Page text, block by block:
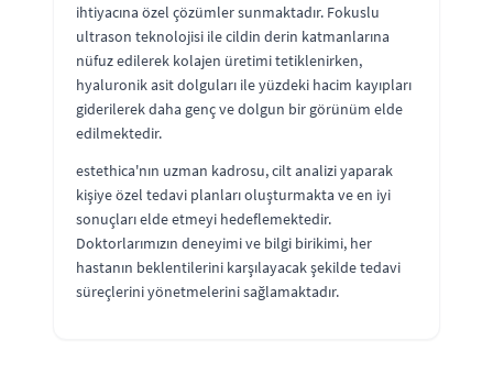
ihtiyacına özel çözümler sunmaktadır. Fokuslu
ultrason teknolojisi ile cildin derin katmanlarına
nüfuz edilerek kolajen üretimi tetiklenirken,
hyaluronik asit dolguları ile yüzdeki hacim kayıpları
giderilerek daha genç ve dolgun bir görünüm elde
edilmektedir.
estethica'nın uzman kadrosu, cilt analizi yaparak
kişiye özel tedavi planları oluşturmakta ve en iyi
sonuçları elde etmeyi hedeflemektedir.
Doktorlarımızın deneyimi ve bilgi birikimi, her
hastanın beklentilerini karşılayacak şekilde tedavi
süreçlerini yönetmelerini sağlamaktadır.